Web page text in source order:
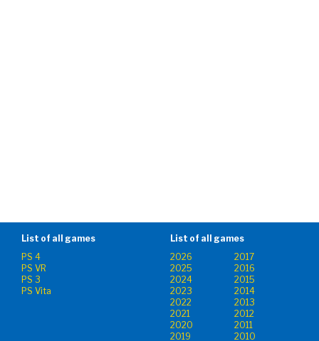
List of all games
PS 4
PS VR
PS 3
PS Vita
List of all games
2026
2017
2025
2016
2024
2015
2023
2014
2022
2013
2021
2012
2020
2011
2019
2010